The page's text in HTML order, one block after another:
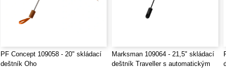
PF Concept 109058 - 20" skládací
deštník Oho
Marksman 109064 - 21,5" skládací
deštník Traveller s automatickým